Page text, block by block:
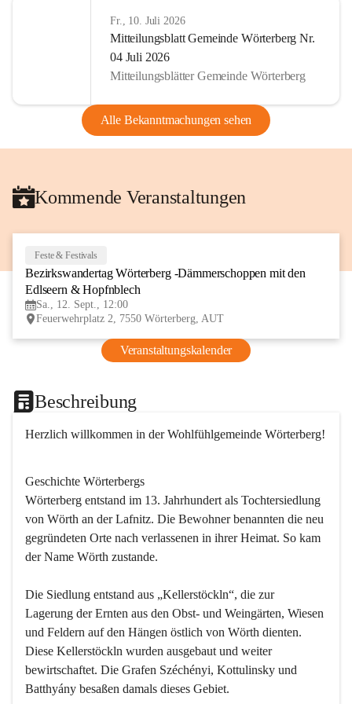
Fr., 10. Juli 2026
Mitteilungsblatt Gemeinde Wörterberg Nr.
04 Juli 2026
Mitteilungsblätter Gemeinde Wörterberg
Alle Bekanntmachungen sehen
Kommende Veranstaltungen
Feste & Festivals
Bezirkswandertag Wörterberg -Dämmerschoppen mit den
Edlseern & Hopfnblech
Sa., 12. Sept., 12:00
Feuerwehrplatz 2, 7550 Wörterberg, AUT
Veranstaltungskalender
Beschreibung
Herzlich willkommen in der Wohlfühlgemeinde Wörterberg!
Geschichte Wörterbergs
Wörterberg entstand im 13. Jahrhundert als Tochtersiedlung
von Wörth an der Lafnitz. Die Bewohner benannten die neu
gegründeten Orte nach verlassenen in ihrer Heimat. So kam
der Name Wörth zustande.
Die Siedlung entstand aus „Kellerstöckln“, die zur
Lagerung der Ernten aus den Obst- und Weingärten, Wiesen
und Feldern auf den Hängen östlich von Wörth dienten.
Diese Kellerstöckln wurden ausgebaut und weiter
bewirtschaftet. Die Grafen Széchényi, Kottulinsky und
Batthyány besaßen damals dieses Gebiet.